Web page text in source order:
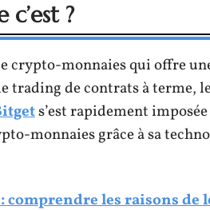
c’est ?
crypto-monnaies qui offre
trading de contrats à terme,
s’est rapidement
monnaies grâce à sa
les raisons de